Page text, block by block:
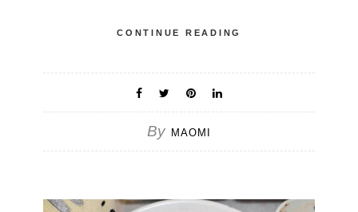
CONTINUE READING
By MAOMI